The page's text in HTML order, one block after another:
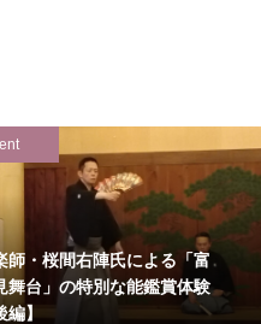
師・桜間右陣氏による「富
舞台」の特別な能鑑賞体験
編】